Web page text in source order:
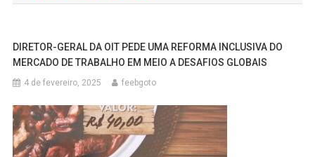
DIRETOR-GERAL DA OIT PEDE UMA REFORMA INCLUSIVA DO
MERCADO DE TRABALHO EM MEIO A DESAFIOS GLOBAIS
4 de fevereiro, 2025 feebgoto